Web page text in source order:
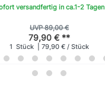
versandfertig in ca.1-2 Tagen
UVP 89,00 €
79,90 € **
1 Stück | 79,90 € / Stück